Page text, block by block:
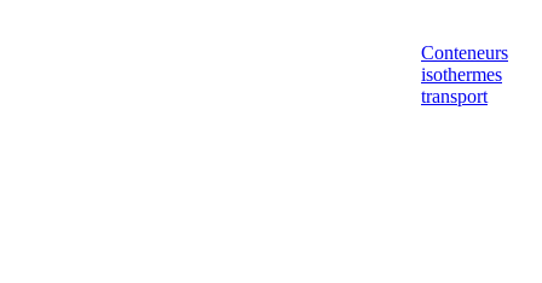
Conteneurs
isothermes
transport